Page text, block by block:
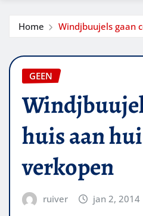
Home Windjbuujels gaan
GEEN
huis aan
verkopen
ruiver jan 2, 2014